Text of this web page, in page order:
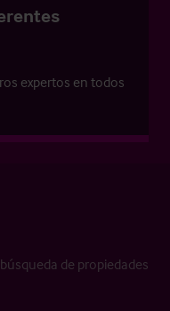
expertos en todos
de propiedades